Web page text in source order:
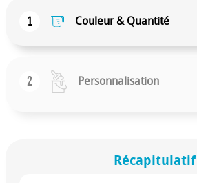
1 Couleur & Quantité
2 Personnalisation
Récapitulatif